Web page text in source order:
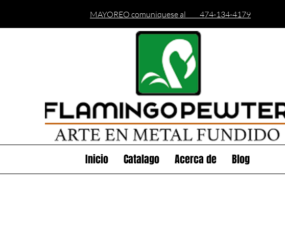
MAYOREO comuniquese al 474-134-4179
Inicio Catalago Acerca de Blog